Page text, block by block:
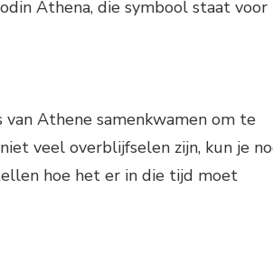
Athena, die symbool staat voor
Athene samenkwamen om te
veel overblijfselen zijn, kun je
hoe het er in die tijd moet